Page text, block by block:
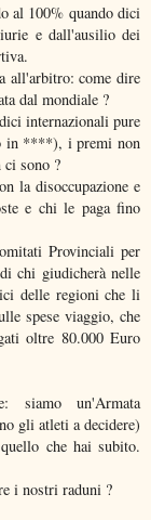
al 100% quando dici
e dall'ausilio dei
all'arbitro: come dire
dal mondiale ?
internazionali pure
in ****), i premi non
sono ?
la disoccupazione e
e chi le paga fino
Provinciali per
chi giudicherà nelle
delle regioni che li
spese viaggio, che
oltre 80.000 Euro
siamo un'Armata
gli atleti a decidere)
che hai subito.
i nostri raduni ?